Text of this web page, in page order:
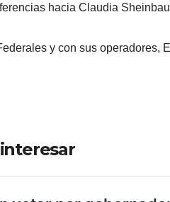
hacia Claudia
y con sus operadores,